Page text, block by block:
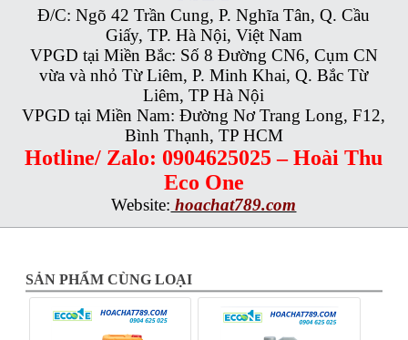
Đ/C: Ngõ 42 Trần Cung, P. Nghĩa Tân, Q. Cầu
Giấy, TP. Hà Nội, Việt Nam
VPGD tại Miền Bắc: Số 8 Đường CN6, Cụm CN
vừa và nhỏ Từ Liêm, P. Minh Khai, Q. Bắc Từ
Liêm, TP Hà Nội
VPGD tại Miền Nam: Đường Nơ Trang Long, F12,
Bình Thạnh, TP HCM
Hotline/ Zalo: 0904625025 – Hoài Thu
Eco One
Website: hoachat789.com
SẢN PHẨM CÙNG LOẠI